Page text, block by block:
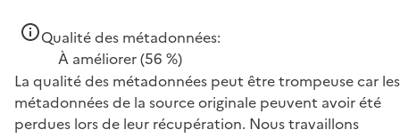
Qualité des métadonnées:
À améliorer(56 %)
La qualité des métadonnées peut être trompeuse car les
métadonnées de la source originale peuvent avoir été
perdues lors de leur récupération. Nous travaillons